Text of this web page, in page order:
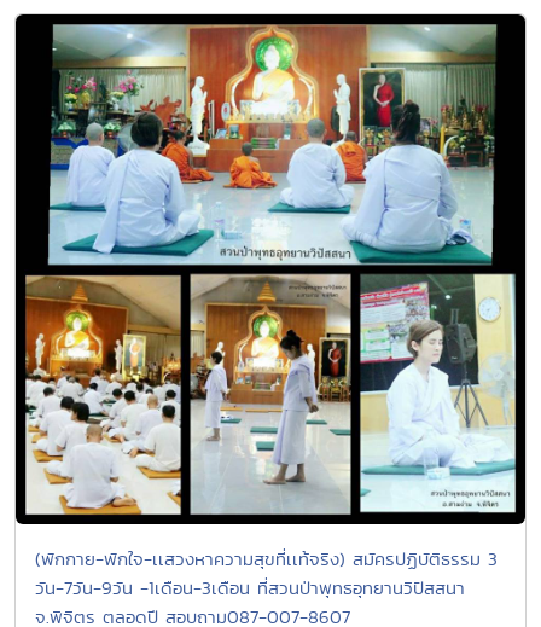
(พักกาย-พักใจ-เเสวงหาความสุขที่เเท้จริง) สมัครปฏิบัติธรรม 3
วัน-7วัน-9วัน -1เดือน-3เดือน ที่สวนป่าพุทธอุทยานวิปัสสนา
จ.พิจิตร ตลอดปี สอบถาม087-007-8607